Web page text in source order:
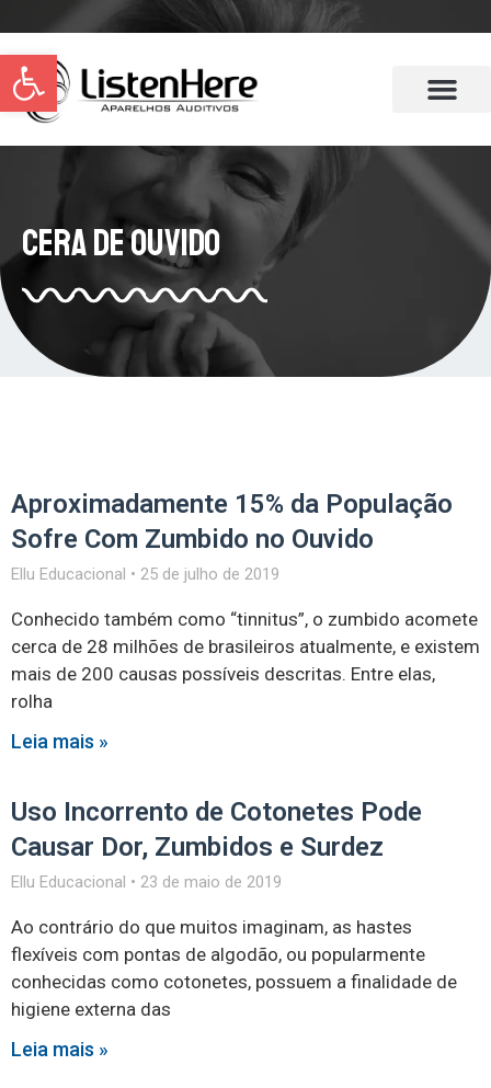
Abrir a barra de ferramentas
Cera de Ouvido
Aproximadamente 15% da População
Sofre Com Zumbido no Ouvido
Ellu Educacional 25 de julho de 2019
Conhecido também como “tinnitus”, o zumbido acomete
cerca de 28 milhões de brasileiros atualmente, e existem
mais de 200 causas possíveis descritas. Entre elas,
rolha
Leia mais »
Uso Incorrento de Cotonetes Pode
Causar Dor, Zumbidos e Surdez
Ellu Educacional 23 de maio de 2019
Ao contrário do que muitos imaginam, as hastes
flexíveis com pontas de algodão, ou popularmente
conhecidas como cotonetes, possuem a finalidade de
higiene externa das
Leia mais »